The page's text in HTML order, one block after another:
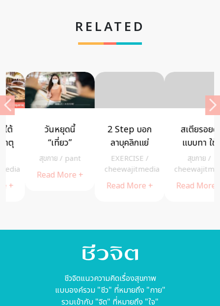
RELATED
2 Step บอก
ลาบุคลิกแย่
EXERCISE/
cheewajitmedia
สเตียรอยด์
แบบทา ใช้
อย่างไรให้
ปลอดภัย ไม่
ต้องกลัวผล
สุขกาย/
cheewajitmedia
Read More +
ท่าโยคะช่วย
หลับสบาย
สุขกาย/
cheewajitmedia
Read More +
ชีวจิตแนวความคิดเรื่องสุขภาพ
แบบองค์รวม "ชีว" ที่หมายถึง "กาย"
รวมเข้ากับ "จิต" ที่หมายถึง "ใจ"